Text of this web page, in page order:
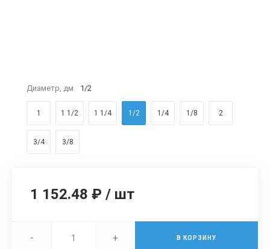
Диаметр, дм 1/2
1 1 1/2 1 1/4 1/2 1/4 1/8 2
3/4 3/8
1 152.48 ₽ / шт
- + В КОРЗИНУ